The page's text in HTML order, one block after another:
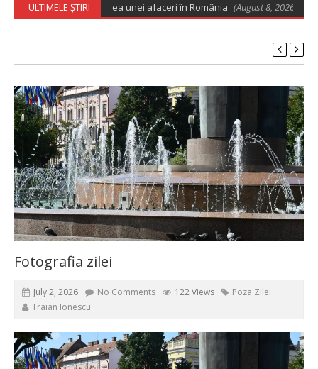
ULTIMELE ȘTIRI
pentru deschiderea unei afaceri în România (August 8, 2026 6:02 am)
Fotografia zilei
July 2, 2026 No Comments 122 Views
Poza Zilei
Traian Ionescu